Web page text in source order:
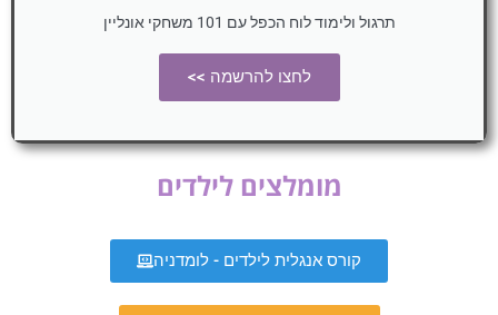
תרגול ולימוד לוח הכפל עם 101 משחקי אונליין
לחצו להרשמה >>
מומלצים לילדים
קורס אנגלית לילדים - לומדניה